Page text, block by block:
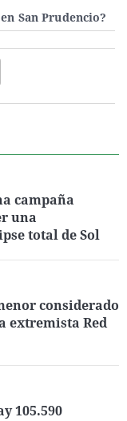
San Prudencio?
campaña
una
total de Sol
considerado
extremista Red
105.590